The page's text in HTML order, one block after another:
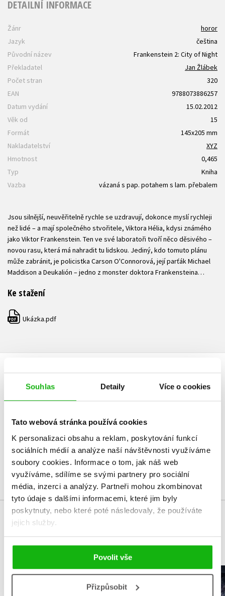
Souhlas Detaily Více o cookies
Tato webová stránka používá cookies
K personalizaci obsahu a reklam, poskytování funkcí
sociálních médií a analýze naší návštěvnosti využíváme
soubory cookies. Informace o tom, jak náš web
využíváme, sdílíme se svými partnery pro sociální
média, inzerci a analýzy. Partneři mohou zkombinovat
tyto údaje s dalšími informacemi, které jim byly
poskytnuty, nebo které poté následovaly, že používáte
jejich služby.
Povolit vše
Přizpůsobit
DETAILNÍ INFORMACE
Žánr
horor
Jazyk
čeština
Původní název
Frankenstein 2: City of Night
Překladatel
Jan Žlábek
Počet stran
320
EAN
9788073886257
Datum vydání
15.02.2012
Věk od
15
Formát
145x205 mm
Nakladatelství
XYZ
Hmotnost
0,465
Typ
Kniha
Vazba
vázaná s pap. potahem s lam. přebalem
Jsou silnější, neuvěřitelně rychle se uzdravují, dokonce myslí rychleji
než lidé – a mají společného stvořitele, Viktora Hélia, kdysi známého
jako Viktor Frankenstein. Ten ve své laboratoři tvoří něco děsivého –
novou rasu, která má nahradit tu lidskou. Jediný, kdo tomuto plánu
může zabránit, je policistka Carson O'Connorová, její parťák Michael
Maddison a Deukalión – jedno z monster doktora Frankensteina…
Ke stažení
PDF Ukázka.pdf
V současné době nejsou vytvořena žádná uživatelská hodnocení.
Vaše hodnocení
Uživatelskou recenzi mohou vkládat pouze registrovaní uživatelé
Přihlásit
MOHLO BY VÁS TAKÉ ZAJÍMAT
1991